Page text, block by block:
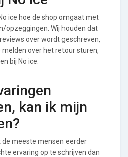
ice hoe de shop omgaat met
opzeggingen. Wij houden dat
over wordt geschreven,
over het retour sturen,
bij No ice.
kan ik mijn
de meeste mensen eerder
ervaring op te schrijven dan